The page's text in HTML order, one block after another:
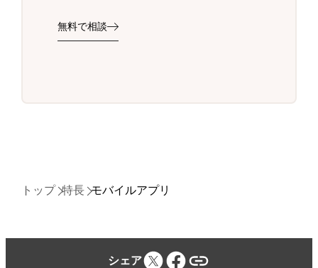
無料で相談
トップ 特長 モバイルアプリ
シェア